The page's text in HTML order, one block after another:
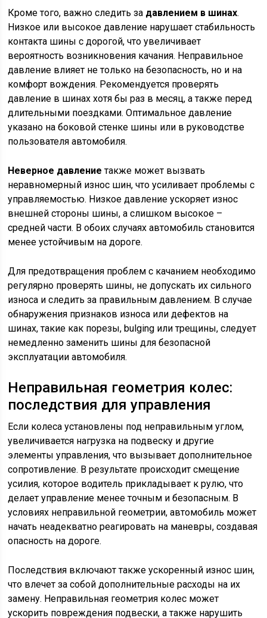
Кроме того, важно следить за давлением в шинах.
Низкое или высокое давление нарушает стабильность
контакта шины с дорогой, что увеличивает
вероятность возникновения качания. Неправильное
давление влияет не только на безопасность, но и на
комфорт вождения. Рекомендуется проверять
давление в шинах хотя бы раз в месяц, а также перед
длительными поездками. Оптимальное давление
указано на боковой стенке шины или в руководстве
пользователя автомобиля.
Неверное давление также может вызвать
неравномерный износ шин, что усиливает проблемы с
управляемостью. Низкое давление ускоряет износ
внешней стороны шины, а слишком высокое –
средней части. В обоих случаях автомобиль становится
менее устойчивым на дороге.
Для предотвращения проблем с качанием необходимо
регулярно проверять шины, не допускать их сильного
износа и следить за правильным давлением. В случае
обнаружения признаков износа или дефектов на
шинах, такие как порезы, bulging или трещины, следует
немедленно заменить шины для безопасной
эксплуатации автомобиля.
Неправильная геометрия колес:
последствия для управления
Если колеса установлены под неправильным углом,
увеличивается нагрузка на подвеску и другие
элементы управления, что вызывает дополнительное
сопротивление. В результате происходит смещение
усилия, которое водитель прикладывает к рулю, что
делает управление менее точным и безопасным. В
условиях неправильной геометрии, автомобиль может
начать неадекватно реагировать на маневры, создавая
опасность на дороге.
Последствия включают также ускоренный износ шин,
что влечет за собой дополнительные расходы на их
замену. Неправильная геометрия колес может
ускорить повреждения подвески, а также нарушить